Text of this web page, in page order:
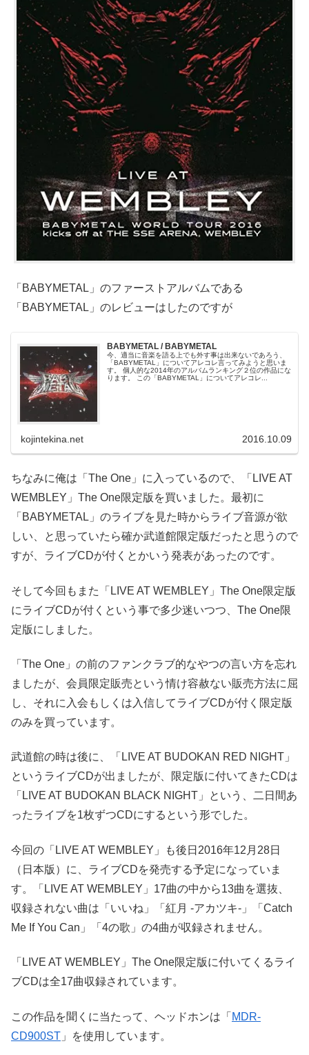
「BABYMETAL」のファーストアルバムである
「BABYMETAL」のレビューはしたのですが
BABYMETAL / BABYMETAL
今、適当に音楽を語る上でも外す事は出来ないであろう、
「BABYMETAL」についてアレコレ言ってみようと思いま
す。 個人的な2014年のアルバムランキング２位の作品にな
ります。 この「BABYMETAL」についてアレコレ...
kojintekina.net 2016.10.09
ちなみに俺は「The One」に入っているので、「LIVE AT
WEMBLEY」The One限定版を買いました。最初に
「BABYMETAL」のライブを見た時からライブ音源が欲
しい、と思っていたら確か武道館限定版だったと思うので
すが、ライブCDが付くとかいう発表があったのです。
そして今回もまた「LIVE AT WEMBLEY」The One限定版
にライブCDが付くという事で多少迷いつつ、The One限
定版にしました。
「The One」の前のファンクラブ的なやつの言い方を忘れ
ましたが、会員限定販売という情け容赦ない販売方法に屈
し、それに入会もしくは入信してライブCDが付く限定版
のみを買っています。
武道館の時は後に、「LIVE AT BUDOKAN RED NIGHT」
というライブCDが出ましたが、限定版に付いてきたCDは
「LIVE AT BUDOKAN BLACK NIGHT」という、二日間あ
ったライブを1枚ずつCDにするという形でした。
今回の「LIVE AT WEMBLEY」も後日2016年12月28日
（日本版）に、ライブCDを発売する予定になっていま
す。「LIVE AT WEMBLEY」17曲の中から13曲を選抜、
収録されない曲は「いいね」「紅月 -アカツキ-」「Catch
Me If You Can」「4の歌」の4曲が収録されません。
「LIVE AT WEMBLEY」The One限定版に付いてくるライ
ブCDは全17曲収録されています。
この作品を聞くに当たって、ヘッドホンは「 MDR-
CD900ST 」を使用しています。